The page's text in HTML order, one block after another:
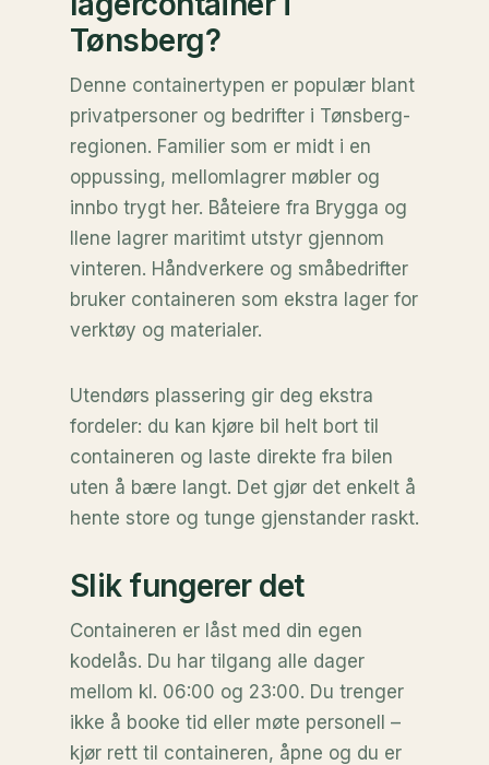
Tønsberg?
Denne containertypen er populær blant
privatpersoner og bedrifter i Tønsberg-
regionen. Familier som er midt i en
oppussing, mellomlagrer møbler og
innbo trygt her. Båteiere fra Brygga og
Ilene lagrer maritimt utstyr gjennom
vinteren. Håndverkere og småbedrifter
bruker containeren som ekstra lager for
verktøy og materialer.
Utendørs plassering gir deg ekstra
fordeler: du kan kjøre bil helt bort til
containeren og laste direkte fra bilen
uten å bære langt. Det gjør det enkelt å
hente store og tunge gjenstander raskt.
Slik fungerer det
Containeren er låst med din egen
kodelås. Du har tilgang alle dager
mellom kl. 06:00 og 23:00. Du trenger
ikke å booke tid eller møte personell –
kjør rett til containeren, åpne og du er